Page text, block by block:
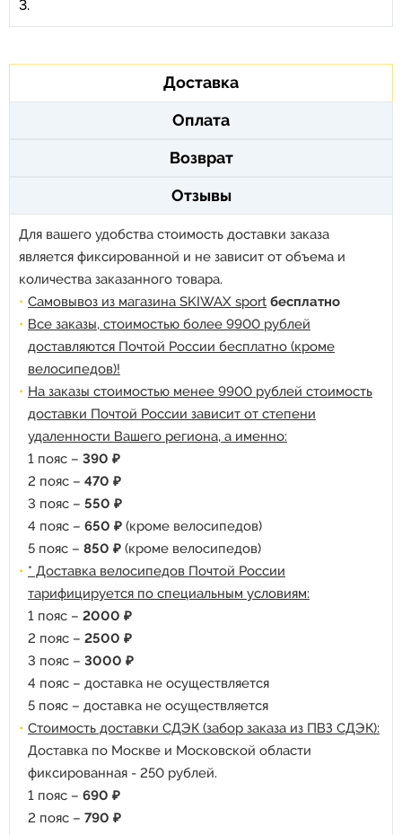
3.
Доставка
Оплата
Возврат
Отзывы
Для вашего удобства стоимость доставки заказа
является фиксированной и не зависит от объема и
количества заказанного товара.
Самовывоз из магазина SKIWAX sport бесплатно
Все заказы, стоимостью более 9900 рублей
доставляются Почтой России бесплатно (кроме
велосипедов)!
На заказы стоимостью менее 9900 рублей стоимость
доставки Почтой России зависит от степени
удаленности Вашего региона, а именно:
1 пояс – 390 ₽
2 пояс – 470 ₽
3 пояс – 550 ₽
4 пояс – 650 ₽ (кроме велосипедов)
5 пояс – 850 ₽ (кроме велосипедов)
* Доставка велосипедов Почтой России
тарифицируется по специальным условиям:
1 пояс – 2000 ₽
2 пояс – 2500 ₽
3 пояс – 3000 ₽
4 пояс – доставка не осуществляется
5 пояс – доставка не осуществляется
Стоимость доставки СДЭК (забор заказа из ПВЗ СДЭК):
Доставка по Москве и Московской области
фиксированная - 250 рублей.
1 пояс – 690 ₽
2 пояс – 790 ₽